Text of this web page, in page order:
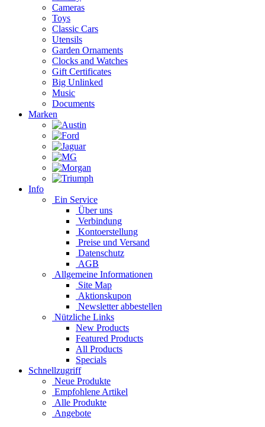
Cameras
Toys
Classic Cars
Utensils
Garden Ornaments
Clocks and Watches
Gift Certificates
Big Unlinked
Music
Documents
Marken
Info
Ein Service
Über uns
Verbindung
Kontoerstellung
Preise und Versand
Datenschutz
AGB
Allgemeine Informationen
Site Map
Aktionskupon
Newsletter abbestellen
Nützliche Links
New Products
Featured Products
All Products
Specials
Schnellzugriff
Neue Produkte
Empfohlene Artikel
Alle Produkte
Angebote